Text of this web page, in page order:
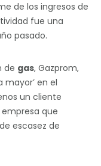
de los ingresos de
fue una
pasado.
de gas, Gazprom,
en el
un cliente
que
escasez de